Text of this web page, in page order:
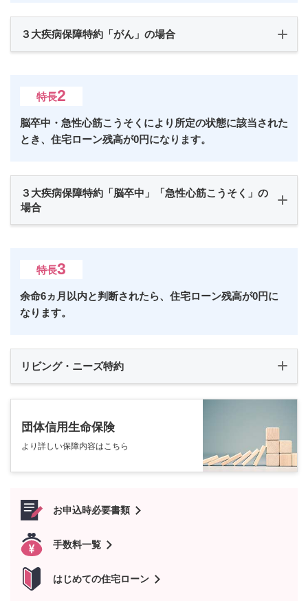
３大疾病保障特約「がん」の場合
特長2
脳卒中・急性心筋こうそくにより所定の状態に該当された
とき、住宅ローン残高が0円になります。
３大疾病保障特約「脳卒中」「急性心筋こうそく」の
場合
特長3
余命6ヵ月以内と判断されたら、住宅ローン残高が0円に
なります。
リビング・ニーズ特約
団体信用生命保険
より詳しい保障内容はこちら
お申込時必要書類
手数料一覧
はじめての住宅ローン